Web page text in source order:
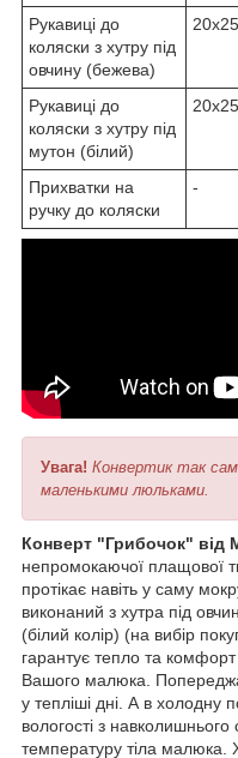
Рукавиці до
коляски з хутру під
овчину (бежева)
Рукавиці до
коляски з хутру під
мутон (білий)
Прихватки на
ручку до коляски
-
Увага! Конвертик так
маленькими люльками.
Конверт "Грибочок" від
непромокаючої плащової
протікає навіть у саму
виконаний з хутра під
(білий колір) (на вибір
гарантує тепло та
Вашого малюка.
у тепліші дні. А в холодну
вологості з
температуру тіла малюка.